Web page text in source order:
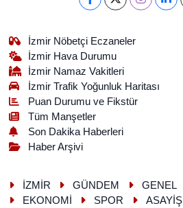
İzmir Nöbetçi Eczaneler
İzmir Hava Durumu
İzmir Namaz Vakitleri
İzmir Trafik Yoğunluk Haritası
Puan Durumu ve Fikstür
Tüm Manşetler
Son Dakika Haberleri
Haber Arşivi
İZMİR GÜNDEM GENEL
EKONOMİ
SPOR ASAYİŞ